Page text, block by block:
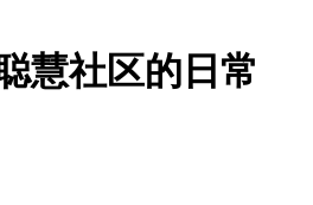
慧社区的日常